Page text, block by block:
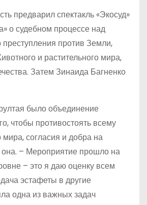
предварил спектакль «Экосуд»
о судебном процессе над
преступления против Земли,
и растительного мира,
Затем Зинаида Багненко
было объединение
чтобы противостоять всему
мира, согласия и добра на
она. – Мероприятие прошло на
– это я даю оценку всем
эстафеты в другие
одна из важных задач